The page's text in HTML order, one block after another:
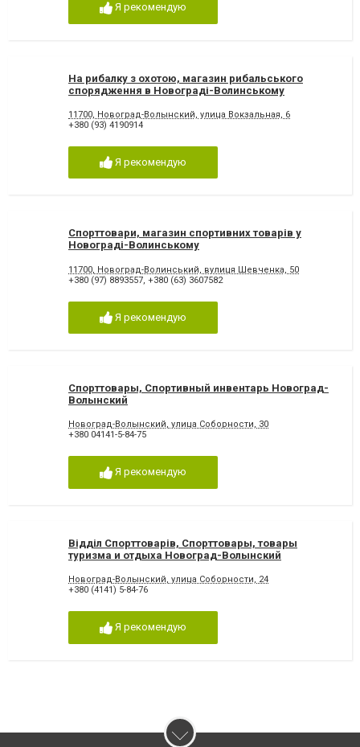
Я рекомендую
На рибалку з охотою, магазин рибальського
спорядження в Новограді-Волинському
11700, Новоград-Волынский, улица Вокзальная, 6
+380 (93) 4190914
Я рекомендую
Спорттовари, магазин спортивних товарів у
Новограді-Волинському
11700, Новоград-Волинський, вулиця Шевченка, 50
+380 (97) 8893557, +380 (63) 3607582
Я рекомендую
Спорттовары, Спортивный инвентарь Новоград-
Волынский
Новоград-Волынский, улица Соборности, 30
+380 04141-5-84-75
Я рекомендую
Відділ Спорттоварів, Спорттовары, товары
туризма и отдыха Новоград-Волынский
Новоград-Волынский, улица Соборности, 24
+380 (4141) 5-84-76
Я рекомендую